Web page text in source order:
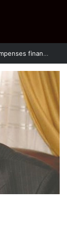
Lutte contre les drogues : octroi de récompenses financières aux dénonciateurs de trafiquants